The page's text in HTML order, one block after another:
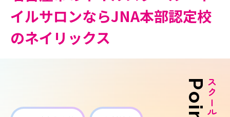
イルサロンならJNA本部認定校
のネイリックス
Point